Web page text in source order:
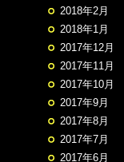
2018年2月
2018年1月
2017年12月
2017年11月
2017年10月
2017年9月
2017年8月
2017年7月
2017年6月